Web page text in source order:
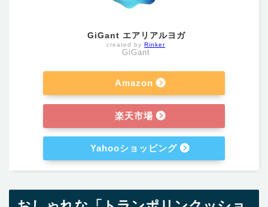
GiGant エアリアルヨガ
created byRinker
GiGant
Amazon
楽天市場
Yahooショッピング